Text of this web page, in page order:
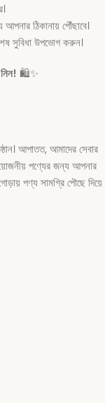
ঠিকানায় পৌঁছাবে।
সুবিধা উপভোগ করুন।
🛍️✨
আপাতত, আমাদের সেবার
পণ্যের জন্য আপনার
পণ্য সামগ্রি পৌছে দিয়ে